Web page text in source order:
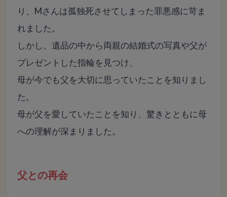
り、Mさんは孤独死させてしまった罪悪感に苛ま
れました。
しかし、遺品の中から両親の結婚式の写真や父が
プレゼントした指輪を見つけ、
母が今でも父を大切に思っていたことを知りまし
た。
母が父を愛していたことを知り、驚きとともに母
への理解が深まりました。
父との再会